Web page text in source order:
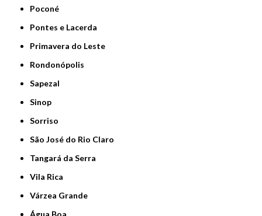
Poconé
Pontes e Lacerda
Primavera do Leste
Rondonópolis
Sapezal
Sinop
Sorriso
São José do Rio Claro
Tangará da Serra
Vila Rica
Várzea Grande
Água Boa